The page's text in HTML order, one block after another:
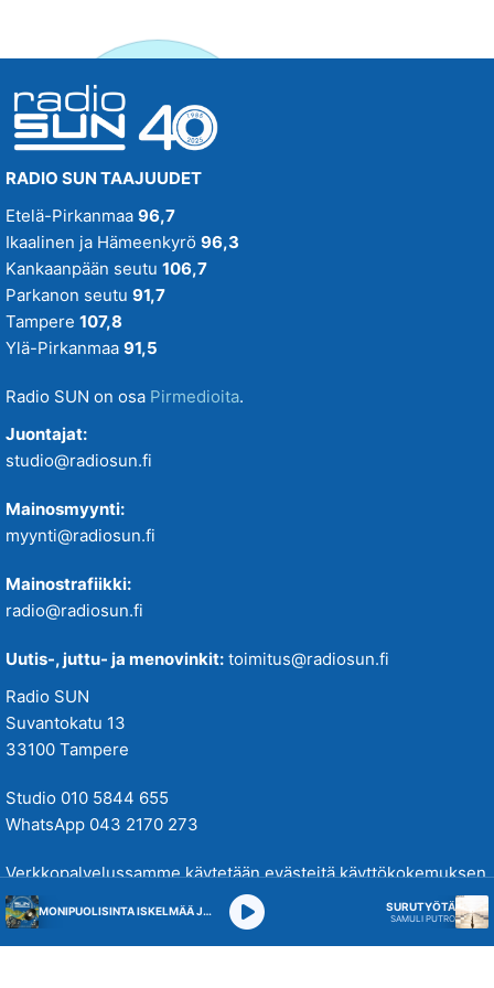
RADIO SUN TAAJUUDET
Etelä-Pirkanmaa 96,7
Ikaalinen ja Hämeenkyrö 96,3
Kankaanpään seutu 106,7
Parkanon seutu 91,7
Tampere 107,8
Ylä-Pirkanmaa 91,5
Radio SUN on osa Pirmedioita.
Juontajat:
studio@radiosun.fi
Mainosmyynti:
myynti@radiosun.fi
Mainostrafiikki:
radio@radiosun.fi
Uutis-, juttu- ja menovinkit: toimitus@radiosun.fi
Radio SUN
Suvantokatu 13
33100 Tampere
Studio 010 5844 655
WhatsApp 043 2170 273
Verkkopalvelussamme käytetään evästeitä käyttökokemuksen
parantamiseksi. Tutustu tietosuojakäytäntöihimmetäällä.
MONIPUOLISINTA ISKELMÄÄ JA PARASTA POPPIA SURUTYÖTÄ
SAMULI PUTRO